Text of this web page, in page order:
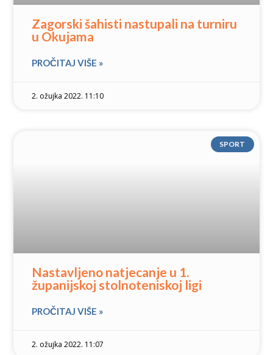
Zagorski šahisti nastupali na turniru
u Okujama
PROČITAJ VIŠE »
2. ožujka 2022. 11:10
SPORT
Nastavljeno natjecanje u 1.
županijskoj stolnoteniskoj ligi
PROČITAJ VIŠE »
2. ožujka 2022. 11:07